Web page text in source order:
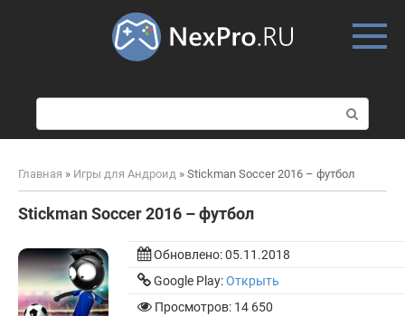
о
и
к
Главная » Игры для Андроид » Stickman Soccer 2016 – футбол
Stickman Soccer 2016 – футбол
Обновлено:05.11.2018
Google Play:Открыть
Просмотров: 14 650